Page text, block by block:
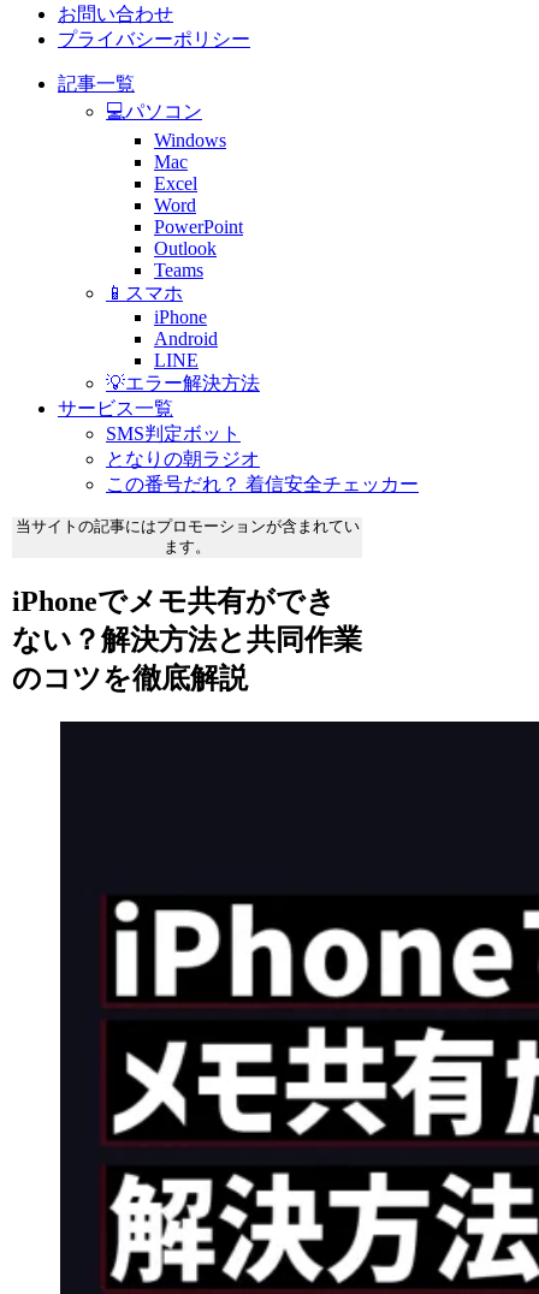
お問い合わせ
プライバシーポリシー
記事一覧
💻パソコン
Windows
Mac
Excel
Word
PowerPoint
Outlook
Teams
📱スマホ
iPhone
Android
LINE
💡エラー解決方法
サービス一覧
SMS判定ボット
となりの朝ラジオ
この番号だれ？ 着信安全チェッカー
当サイトの記事にはプロモーションが含まれてい
ます。
iPhoneでメモ共有ができ
ない？解決方法と共同作業
のコツを徹底解説